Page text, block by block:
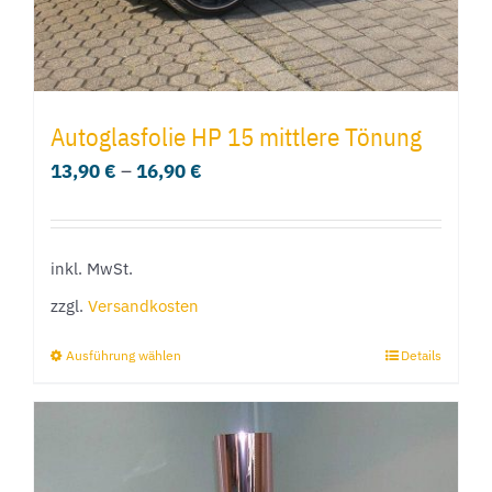
gewählt
werden
Autoglasfolie HP 15 mittlere Tönung
13,90€ –16,90€
inkl. MwSt.
zzgl. Versandkosten
Ausführung wählen
weist
mehrere
Details